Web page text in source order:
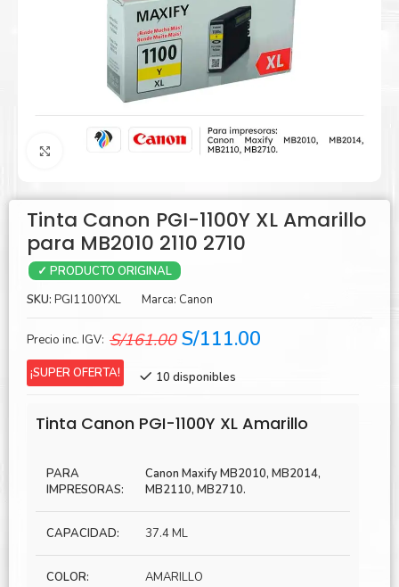
Agrandar
Tinta Canon PGI-1100Y XL Amarillo
para MB2010 2110 2710
✓ PRODUCTO ORIGINAL
SKU: PGI1100YXL Marca: Canon
Precio inc. IGV: S/161.00 El
original
S/161.00.
S/111.00
S/111.00.
¡SUPER OFERTA! 10 disponibles
Tinta Canon PGI-1100Y XL Amarillo
PARA
IMPRESORAS:
Canon Maxify MB2010, MB2014,
MB2110, MB2710.
CAPACIDAD: 37.4 ML
COLOR: AMARILLO